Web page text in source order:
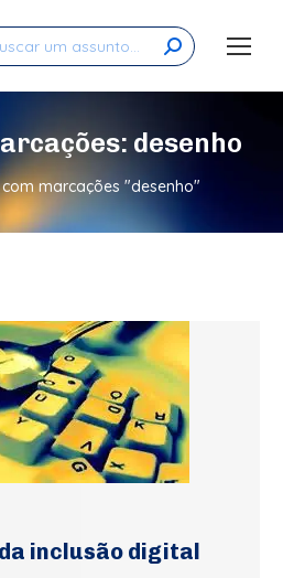
desenho
marcações "desenho"
inclusão digital